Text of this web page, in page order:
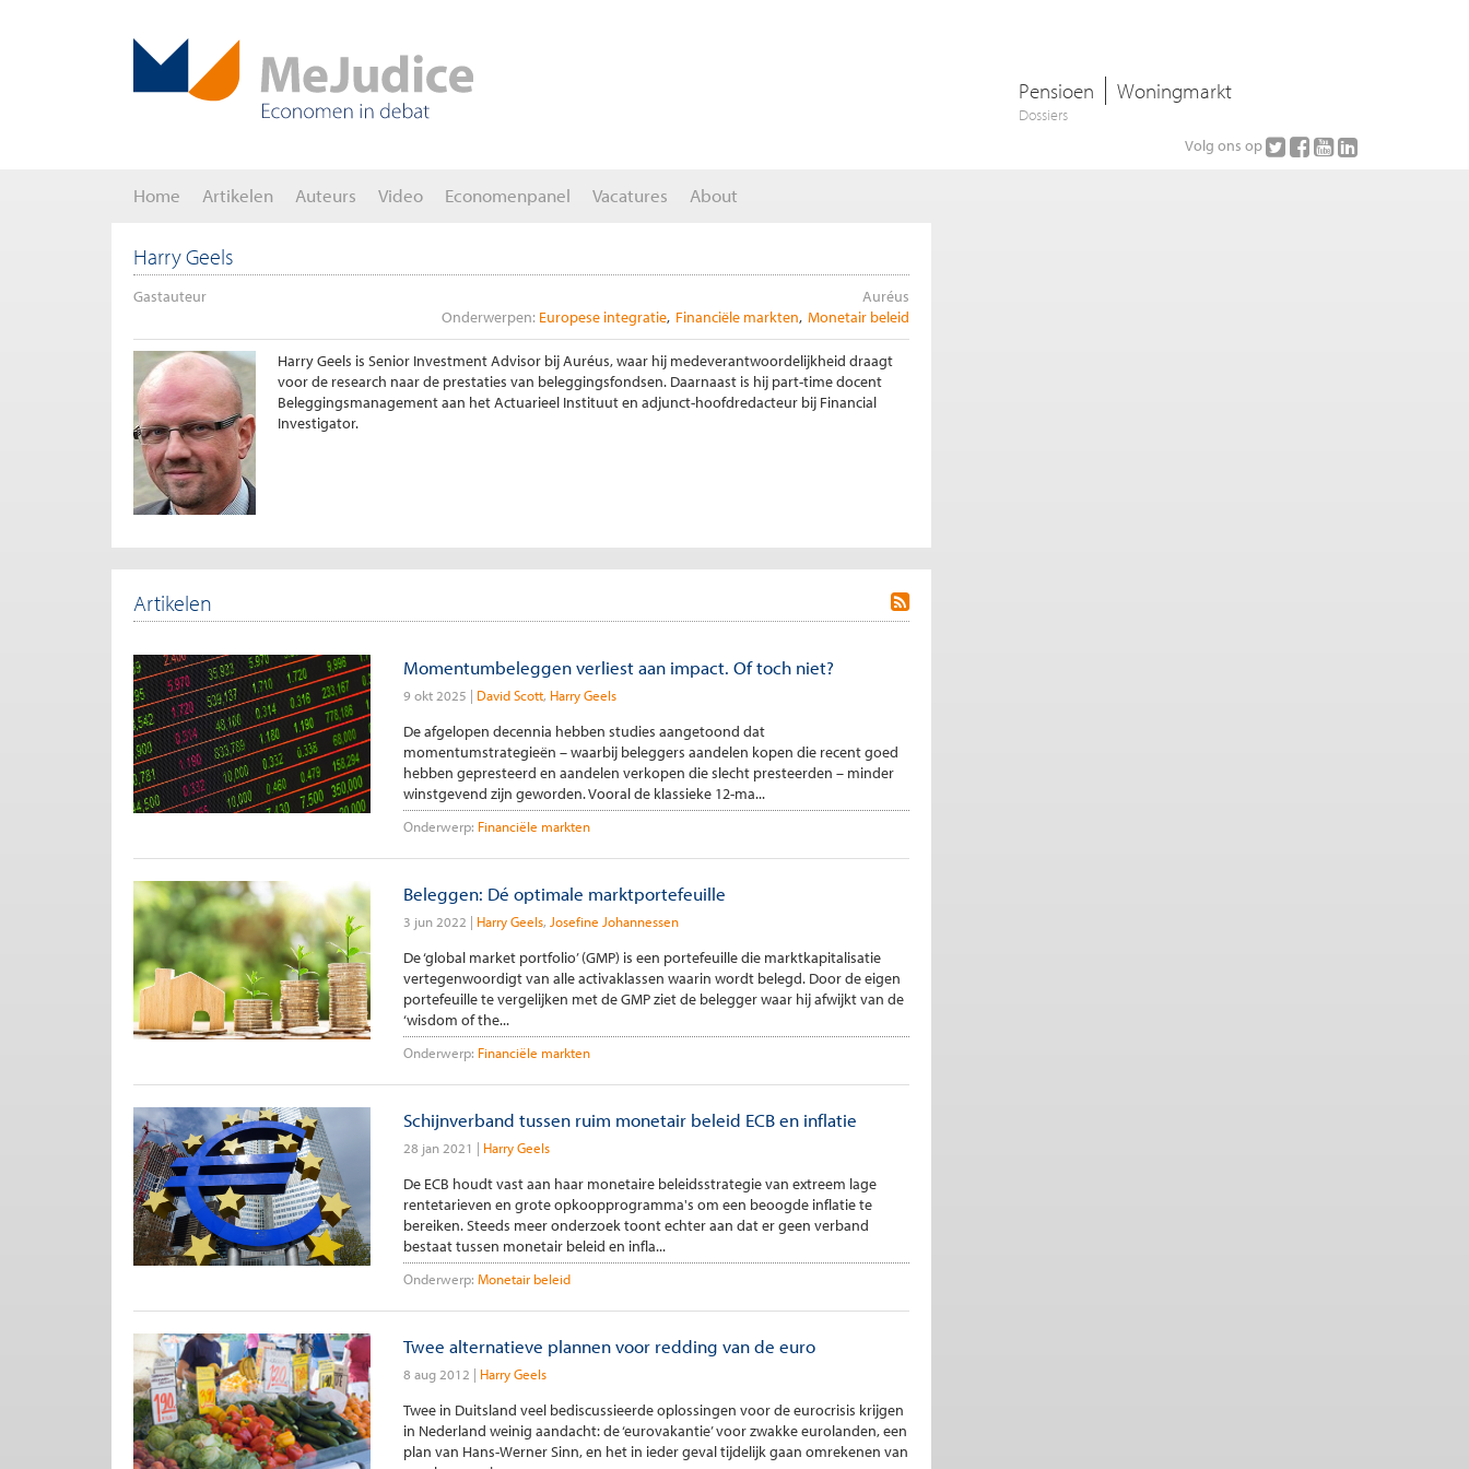
Pensioen Woningmarkt
Dossiers
Volg ons op
Home Artikelen Auteurs Video Economenpanel Vacatures About
Harry Geels
Gastauteur
Auréus
Onderwerpen: Europese integratie Financiële markten Monetair beleid
Harry Geels is Senior Investment Advisor bij Auréus, waar hij medeverantwoordelijkheid draagt
voor de research naar de prestaties van beleggingsfondsen. Daarnaast is hij part-time docent
Beleggingsmanagement aan het Actuarieel Instituut en adjunct-hoofdredacteur bij Financial
Investigator.
Artikelen
Momentumbeleggen verliest aan impact. Of toch niet?
9 okt 2025 David Scott Harry Geels
De afgelopen decennia hebben studies aangetoond dat
momentumstrategieën – waarbij beleggers aandelen kopen die recent goed
hebben gepresteerd en aandelen verkopen die slecht presteerden – minder
winstgevend zijn geworden. Vooral de klassieke 12-ma...
Onderwerp: Financiële markten
Beleggen: Dé optimale marktportefeuille
3 jun 2022 Harry Geels Josefine Johannessen
De ‘global market portfolio’ (GMP) is een portefeuille die marktkapitalisatie
vertegenwoordigt van alle activaklassen waarin wordt belegd. Door de eigen
portefeuille te vergelijken met de GMP ziet de belegger waar hij afwijkt van de
‘wisdom of the...
Onderwerp: Financiële markten
Schijnverband tussen ruim monetair beleid ECB en inflatie
28 jan 2021 Harry Geels
De ECB houdt vast aan haar monetaire beleidsstrategie van extreem lage
rentetarieven en grote opkoopprogramma's om een beoogde inflatie te
bereiken. Steeds meer onderzoek toont echter aan dat er geen verband
bestaat tussen monetair beleid en infla...
Onderwerp: Monetair beleid
Twee alternatieve plannen voor redding van de euro
8 aug 2012 Harry Geels
Twee in Duitsland veel bediscussieerde oplossingen voor de eurocrisis krijgen
in Nederland weinig aandacht: de ‘eurovakantie’ voor zwakke eurolanden, een
plan van Hans-Werner Sinn, en het in ieder geval tijdelijk gaan omrekenen van